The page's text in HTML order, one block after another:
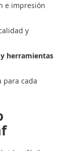
e impresión
y
y herramientas
para cada